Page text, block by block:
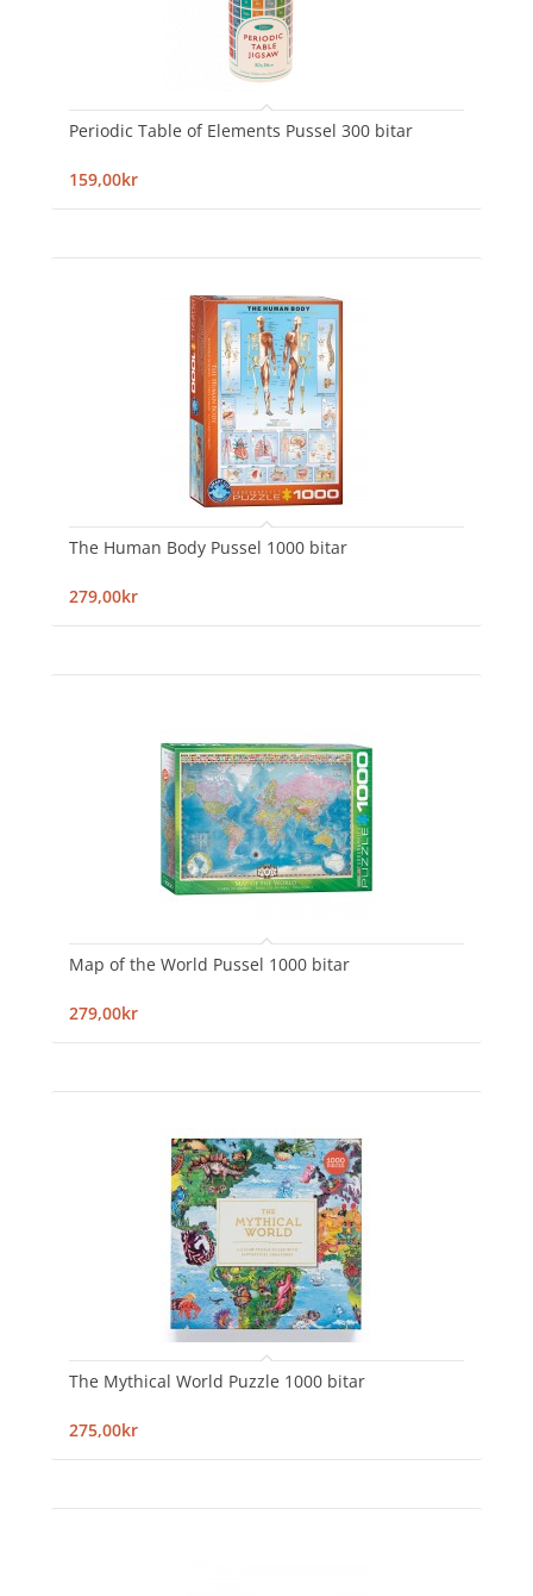
Periodic Table of Elements Pussel 300 bitar
159,00kr
The Human Body Pussel 1000 bitar
279,00kr
Map of the World Pussel 1000 bitar
279,00kr
The Mythical World Puzzle 1000 bitar
275,00kr